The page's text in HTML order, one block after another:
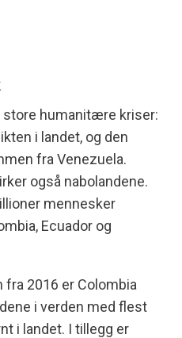
store humanitære kriser:
i landet, og den
fra Venezuela.
også nabolandene.
mennesker
Ecuador og
2016 er Colombia
i verden med flest
i landet. I tillegg er